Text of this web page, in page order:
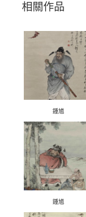
相關作品
鍾馗
鍾馗